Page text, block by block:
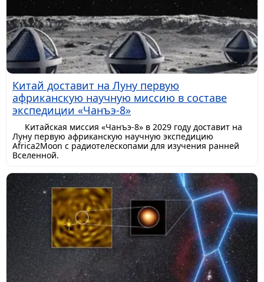
Китай доставит на Луну первую
африканскую научную миссию в составе
экспедиции «Чанъэ-8»
Китайская миссия «Чанъэ-8» в 2029 году доставит на
Луну первую африканскую научную экспедицию
Africa2Moon с радиотелескопами для изучения ранней
Вселенной.